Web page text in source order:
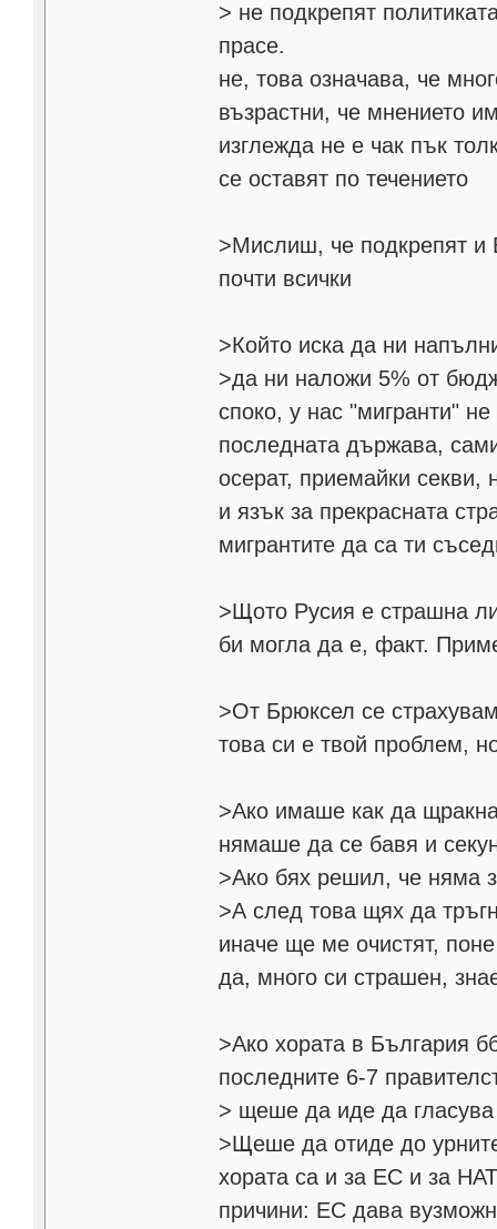
> не подкрепят
прасе.
не, това означава, че
възрастни, че мнението
изглежда не е чак пък
се оставят по течението
>Мислиш, че подкрепят и
почти всички
>Който иска да ни
>да ни наложи 5% от
споко, у нас "мигранти"
последната държава,
осерат, приемайки секви,
и язък за прекрасната
мигрантите да са ти
>Щото Русия е страшна
би могла да е, факт.
>От Брюксел се
това си е твой проблем,
>Ако имаше как да
нямаше да се бавя и
>Ако бях решил, че няма
>А след това щях да
иначе ще ме очистят,
да, много си страшен,
>Ако хората в България
последните 6-7
> щеше да иде да
>Щеше да отиде до
хората са и за ЕС и за
причини: ЕС дава